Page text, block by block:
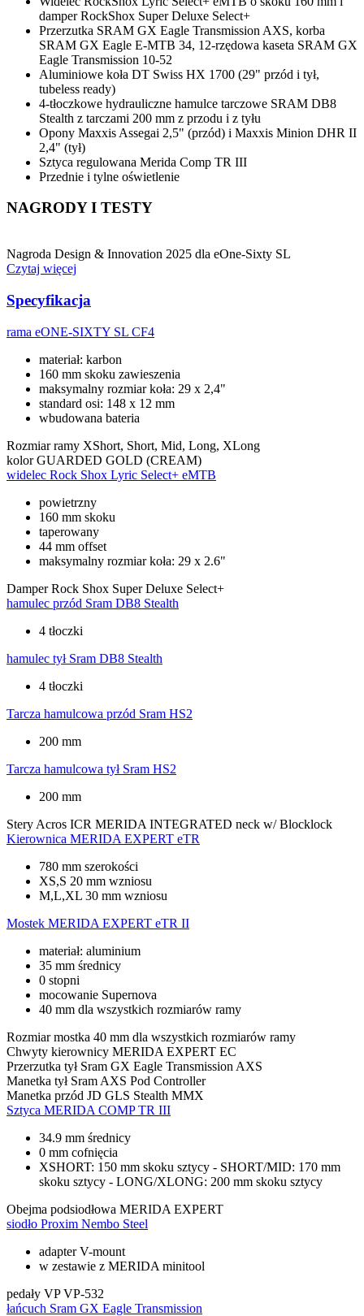
damper RockShox Super Deluxe Select+
Przerzutka SRAM GX Eagle Transmission AXS, korba
SRAM GX Eagle E-MTB 34, 12-rzędowa kaseta SRAM GX
Eagle Transmission 10-52
Aluminiowe koła DT Swiss HX 1700 (29" przód i tył,
tubeless ready)
4-tłoczkowe hydrauliczne hamulce tarczowe SRAM DB8
Stealth z tarczami 200 mm z przodu i z tyłu
Opony Maxxis Assegai 2,5" (przód) i Maxxis Minion DHR II
2,4" (tył)
Sztyca regulowana Merida Comp TR III
Przednie i tylne oświetlenie
NAGRODY I TESTY
Nagroda Design & Innovation 2025 dla eOne-Sixty SL
Czytaj więcej
Specyfikacja
rama eONE-SIXTY SL CF4
materiał: karbon
160 mm skoku zawieszenia
maksymalny rozmiar koła: 29 x 2,4"
standard osi: 148 x 12 mm
wbudowana bateria
Rozmiar ramy XShort, Short, Mid, Long, XLong
kolor GUARDED GOLD (CREAM)
widelec Rock Shox Lyric Select+ eMTB
powietrzny
160 mm skoku
taperowany
44 mm offset
maksymalny rozmiar koła: 29 x 2.6"
Damper Rock Shox Super Deluxe Select+
hamulec przód Sram DB8 Stealth
4 tłoczki
hamulec tył Sram DB8 Stealth
4 tłoczki
Tarcza hamulcowa przód Sram HS2
200 mm
Tarcza hamulcowa tył Sram HS2
200 mm
Stery Acros ICR MERIDA INTEGRATED neck w/ Blocklock
Kierownica MERIDA EXPERT eTR
780 mm szerokości
XS,S 20 mm wzniosu
M,L,XL 30 mm wzniosu
Mostek MERIDA EXPERT eTR II
materiał: aluminium
35 mm średnicy
0 stopni
mocowanie Supernova
40 mm dla wszystkich rozmiarów ramy
Rozmiar mostka 40 mm dla wszystkich rozmiarów ramy
Chwyty kierownicy MERIDA EXPERT EC
Przerzutka tył Sram GX Eagle Transmission AXS
Manetka tył Sram AXS Pod Controller
Manetka przód JD GLS Stealth MMX
Sztyca MERIDA COMP TR III
34.9 mm średnicy
0 mm cofnięcia
XSHORT: 150 mm skoku sztycy - SHORT/MID: 170 mm
skoku sztycy - LONG/XLONG: 200 mm skoku sztycy
Obejma podsiodłowa MERIDA EXPERT
siodło Proxim Nembo Steel
adapter V-mount
w zestawie z MERIDA minitool
pedały VP VP-532
łańcuch Sram GX Eagle Transmission